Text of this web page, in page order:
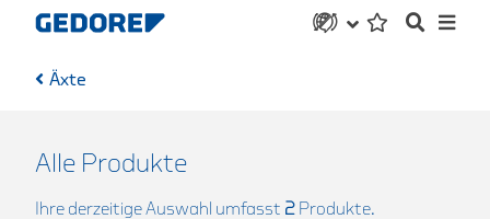
Äxte
Alle Produkte
Ihre derzeitige Auswahl umfasst 2 Produkte.